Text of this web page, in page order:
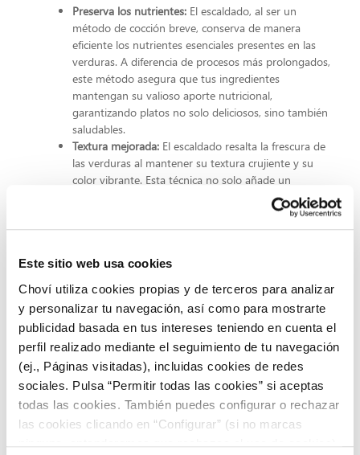
Este sitio web usa cookies
Choví utiliza cookies propias y de terceros para analizar
y personalizar tu navegación, así como para mostrarte
publicidad basada en tus intereses teniendo en cuenta el
perfil realizado mediante el seguimiento de tu navegación
(ej., Páginas visitadas), incluidas cookies de redes
sociales. Pulsa “Permitir todas las cookies” si aceptas
todas las cookies. También puedes configurar o rechazar
las cookies clicando en “Configurar” (si no marcas
Preserva los nutrientes: El escaldado, al ser un
método de cocción breve, conserva de manera
eficiente los nutrientes esenciales presentes en las
verduras. A diferencia de procesos más prolongados,
este método asegura que tus ingredientes
mantengan su valioso aporte nutricional,
garantizando platos no solo deliciosos, sino también
saludables.
Textura mejorada: El escaldado resalta la frescura de
las verduras al mantener su textura crujiente y su
color vibrante. Esta técnica no solo añade un
elemento visual atractivo a tus recetas, sino que
también asegura una experiencia sensorial más
placentera al paladar.
rápidamente la cocción mediante el choque térmico,
sabores naturales de manera óptima.
Versatilidad en la cocina:Escaldar en cocina no solo es
una técnica de preparación para consumo inmediato;
también es una estrategia brillante para la
preparación y conservación de verduras. Puedes
escaldar porciones extras y congelarlas para su uso
futuro, manteniendo la frescura y calidad de tus
ingredientes a lo largo del tiempo.
Potenciador de colores y presentación: El proceso de